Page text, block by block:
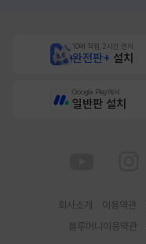
10배 적립, 2시간 먼저
완전판+ 설치
Google Play에서
일반판 설치
회사소개 이용약관
블루머니이용약관